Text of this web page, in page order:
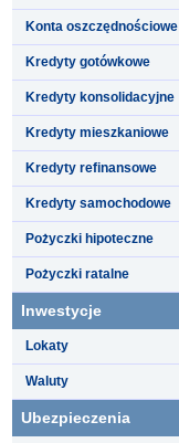
Konta oszczędnościowe
Kredyty gotówkowe
Kredyty konsolidacyjne
Kredyty mieszkaniowe
Kredyty refinansowe
Kredyty samochodowe
Pożyczki hipoteczne
Pożyczki ratalne
Inwestycje
Lokaty
Waluty
Ubezpieczenia